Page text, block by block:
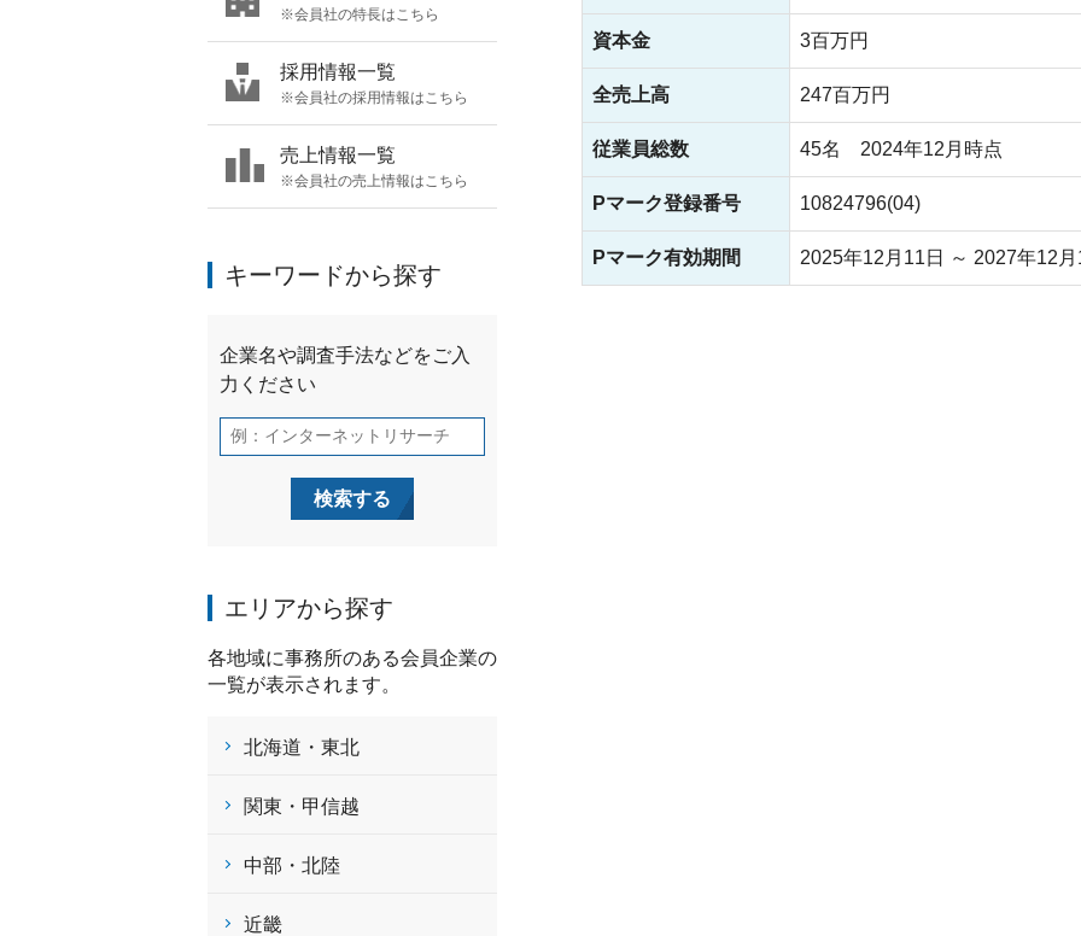
資本金 3百万円
全売上高 247百万円
従業員総数 45名 2024年12月時点
Pマーク登録番号 10824796(04)
Pマーク有効期間 2025年12月11日 ～ 2027年12
※会員社の特長はこちら
採用情報一覧
※会員社の採用情報はこちら
売上情報一覧
※会員社の売上情報はこちら
キーワードから探す
エリアから探す
各地域に事務所のある会員企業の
一覧が表示されます。
北海道・東北
関東・甲信越
中部・北陸
近畿